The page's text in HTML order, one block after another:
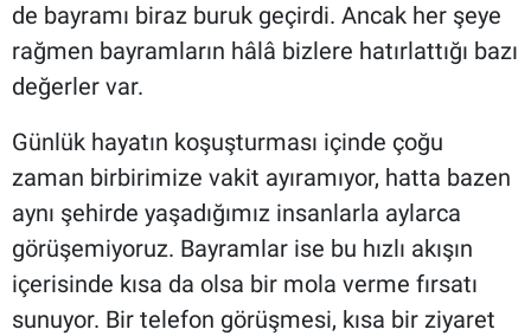
de bayramı biraz buruk geçirdi. Ancak her şeye
rağmen bayramların hâlâ bizlere hatırlattığı bazı
değerler var.
Günlük hayatın koşuşturması içinde çoğu
zaman birbirimize vakit ayıramıyor, hatta bazen
aynı şehirde yaşadığımız insanlarla aylarca
görüşemiyoruz. Bayramlar ise bu hızlı akışın
içerisinde kısa da olsa bir mola verme fırsatı
sunuyor. Bir telefon görüşmesi, kısa bir ziyaret